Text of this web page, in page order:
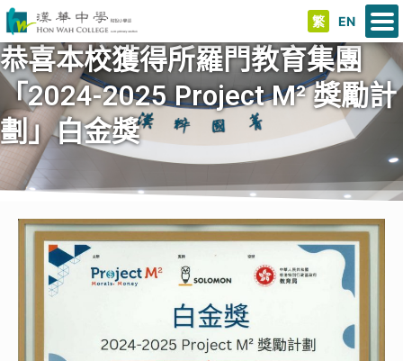
繁 EN
恭喜本校獲得所羅門教育集團
「2024-2025 Project M² 獎勵計
劃」白金獎